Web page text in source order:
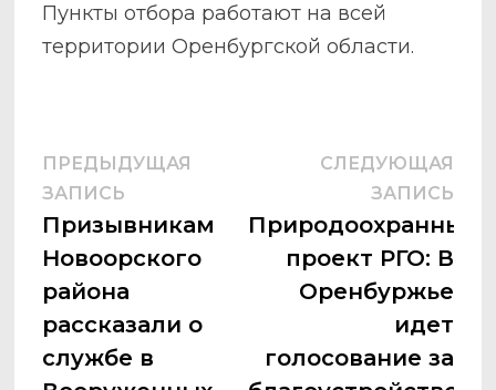
Пункты отбора работают на всей
территории Оренбургской области.
Навигация
по
записям
ПРЕДЫДУЩАЯ
ЗАПИСЬ
запись:
Призывникам
Новоорского
района
рассказали о
службе в
СЛЕДУЮЩАЯ
ЗАПИСЬ
Природоохранный
проект РГО: В
Оренбуржье
идет
голосование за